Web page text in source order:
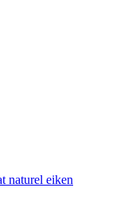
naturel eiken